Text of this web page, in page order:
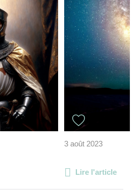
3 août 2023
Lire l'article